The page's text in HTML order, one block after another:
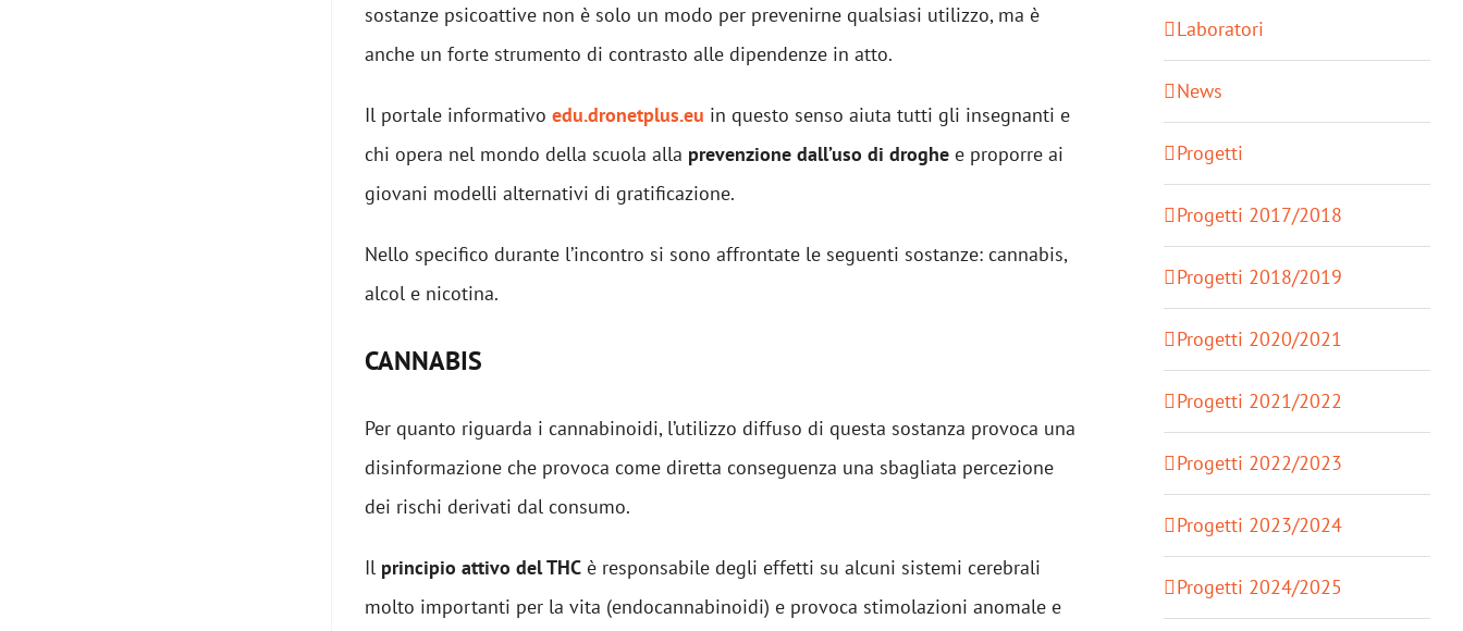
sostanze psicoattive non è solo un modo per prevenirne qualsiasi utilizzo, ma è
anche un forte strumento di contrasto alle dipendenze in atto.
Il portale informativo edu.dronetplus.eu in questo senso aiuta tutti gli insegnanti e
chi opera nel mondo della scuola alla prevenzione dall’uso di droghe e proporre ai
giovani modelli alternativi di gratificazione.
Nello specifico durante l’incontro si sono affrontate le seguenti sostanze: cannabis,
alcol e nicotina.
CANNABIS
Per quanto riguarda i cannabinoidi, l’utilizzo diffuso di questa sostanza provoca una
disinformazione che provoca come diretta conseguenza una sbagliata percezione
dei rischi derivati dal consumo.
Il principio attivo del THC è responsabile degli effetti su alcuni sistemi cerebrali
molto importanti per la vita (endocannabinoidi) e provoca stimolazioni anomale e
Laboratori
News
Progetti
Progetti 2017/2018
Progetti 2018/2019
Progetti 2020/2021
Progetti 2021/2022
Progetti 2022/2023
Progetti 2023/2024
Progetti 2024/2025